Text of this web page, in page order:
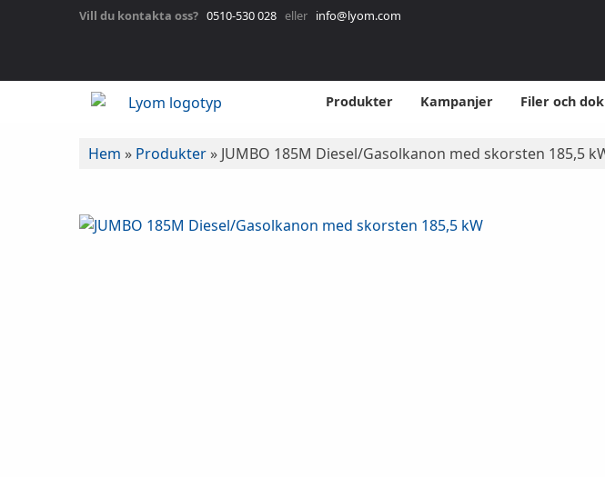
Vill du kontakta oss? 0510-530 028 eller info@lyom.com
Produkter Kampanjer Filer och
Hem » Produkter » JUMBO 185M Diesel/Gasolkanon med skorsten 185,5